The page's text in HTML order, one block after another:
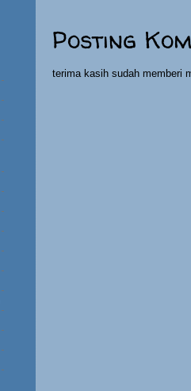
Posting
terima kasih sudah memberi